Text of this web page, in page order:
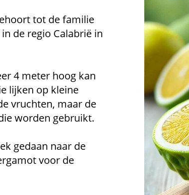
tot de familie
de regio Calabrië in
4 meter hoog kan
lijken op kleine
vruchten, maar de
worden gebruikt.
gedaan naar de
voor de